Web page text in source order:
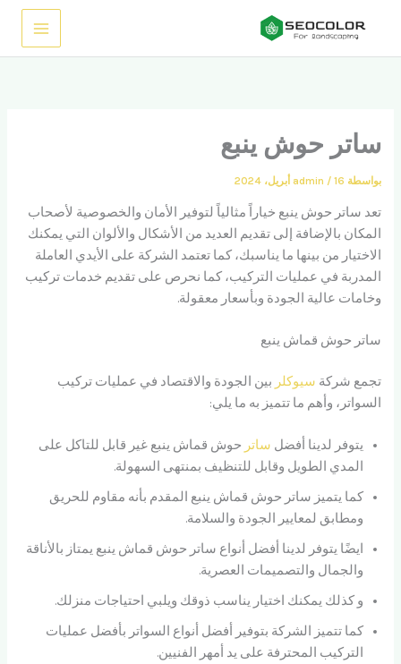
ساتر حوش ينبع
بواسطة admin / 16 أبريل، 2024
تعد ساتر حوش ينبع خياراً مثالياً لتوفير الأمان والخصوصية لأصحاب
المكان بالإضافة إلى تقديم العديد من الأشكال والألوان التي يمكنك
الاختيار من بينها ما يناسبك، كما تعتمد الشركة على الأيدي العاملة
المدربة في عمليات التركيب، كما نحرص على تقديم خدمات تركيب
وخامات عالية الجودة وبأسعار معقولة.
ساتر حوش قماش ينبع
تجمع شركة سيوكلر بين الجودة والاقتصاد في عمليات تركيب
السواتر، وأهم ما تتميز به ما يلي:
يتوفر لدينا أفضل ساتر حوش قماش ينبع غير قابل للتاكل على
المدي الطويل وقابل للتنظيف بمنتهى السهولة.
كما يتميز ساتر حوش قماش ينبع المقدم بأنه مقاوم للحريق
ومطابق لمعايير الجودة والسلامة.
ايضًا يتوفر لدينا أفضل أنواع ساتر حوش قماش ينبع يمتاز بالأناقة
والجمال والتصميمات العصرية.
و كذلك يمكنك اختيار يناسب ذوقك ويلبي احتياجات منزلك.
كما تتميز الشركة بتوفير أفضل أنواع السواتر بأفضل عمليات
التركيب المحترفة على يد أمهر الفنيين.